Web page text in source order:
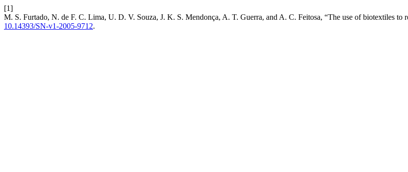
[1]
M. S. Furtado, N. de F. C. Lima, U. D. V. Souza, J. K. S. Mendonça, A. T. Guerra, and A. C. Feitosa, “The use of biotextiles to
10.14393/SN-v1-2005-9712.